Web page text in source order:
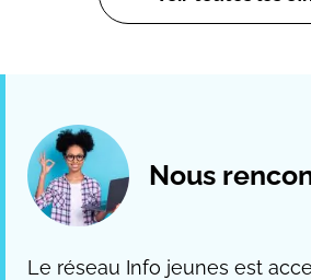
Nous
Le réseau Info jeunes est